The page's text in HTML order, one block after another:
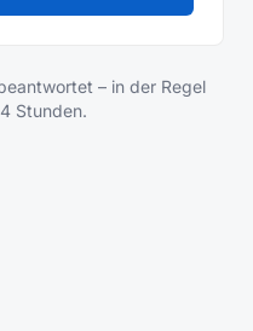
– in der Regel
Stunden.